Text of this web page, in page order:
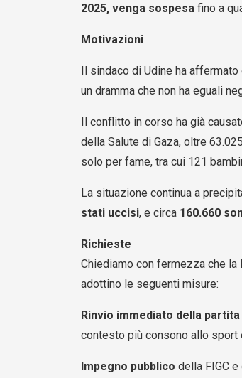
2025, venga sospesa fino a
Motivazioni
Il sindaco di Udine ha affermato
un dramma che non ha eguali
Il conflitto in corso ha già
della Salute di Gaza, oltre
solo per fame, tra cui 121
La situazione continua a
stati uccisi, e circa 160.660
Richieste
Chiediamo con fermezza che
adottino le seguenti misure:
Rinvio immediato della partita
contesto più consono allo sport
Impegno pubblico della FIGC